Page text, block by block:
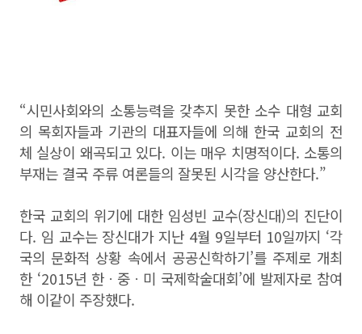
“시민사회와의 소통능력을 갖추지 못한 소수 대형 교회
의 목회자들과 기관의 대표자들에 의해 한국 교회의 전
체 실상이 왜곡되고 있다. 이는 매우 치명적이다. 소통의
부재는 결국 주류 여론들의 잘못된 시각을 양산한다.”
한국 교회의 위기에 대한 임성빈 교수(장신대)의 진단이
다. 임 교수는 장신대가 지난 4월 9일부터 10일까지 ‘각
국의 문화적 상황 속에서 공공신학하기’를 주제로 개최
한 ‘2015년 한ㆍ중ㆍ미 국제학술대회’에 발제자로 참여
해 이같이 주장했다.